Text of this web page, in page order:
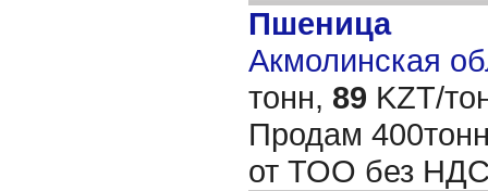
Пшеница
Акмолинская
тонн, 89 KZT/
Продам
от ТОО без